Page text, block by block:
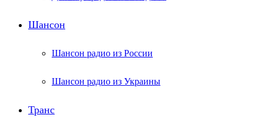
Шансон
Шансон радио из России
Шансон радио из Украины
Транс